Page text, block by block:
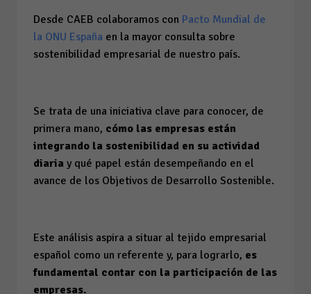
Desde CAEB colaboramos con Pacto Mundial de
la ONU España en la mayor consulta sobre
sostenibilidad empresarial de nuestro país.
Se trata de una iniciativa clave para conocer, de
primera mano, cómo las empresas están
integrando la sostenibilidad en su actividad
diaria y qué papel están desempeñando en el
avance de los Objetivos de Desarrollo Sostenible.
Este análisis aspira a situar al tejido empresarial
español como un referente y, para lograrlo, es
fundamental contar con la participación de las
empresas.